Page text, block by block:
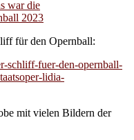
war die
2023
für den Opernball:
schliff-fuer-den-opernball-
lidia-
mit vielen Bildern der